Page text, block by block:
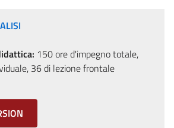
150 ore d'impegno totale,
36 di lezione frontale